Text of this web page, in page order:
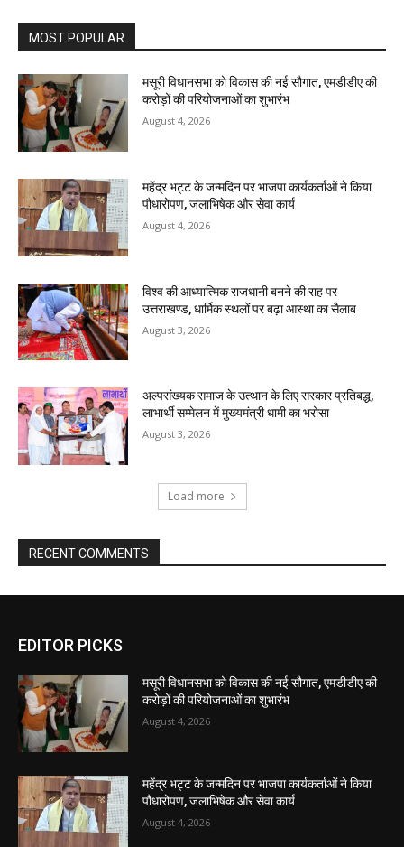
EDITOR PICKS
मसूरी विधानसभा को विकास की नई सौगात, एमडीडीए की
करोड़ों की परियोजनाओं का शुभारंभ
August 4, 2026
महेंद्र भट्ट के जन्मदिन पर भाजपा कार्यकर्ताओं ने किया
पौधारोपण, जलाभिषेक और सेवा कार्य
August 4, 2026